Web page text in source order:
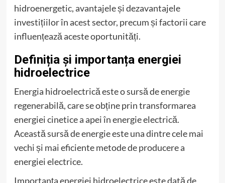
hidroenergetic, avantajele și dezavantajele
investițiilor în acest sector, precum și factorii care
influențează aceste oportunități.
Definiția și importanța energiei
hidroelectrice
Energia hidroelectrică este o sursă de energie
regenerabilă, care se obține prin transformarea
energiei cinetice a apei în energie electrică.
Această sursă de energie este una dintre cele mai
vechi și mai eficiente metode de producere a
energiei electrice.
Importanța energiei hidroelectrice este dată de